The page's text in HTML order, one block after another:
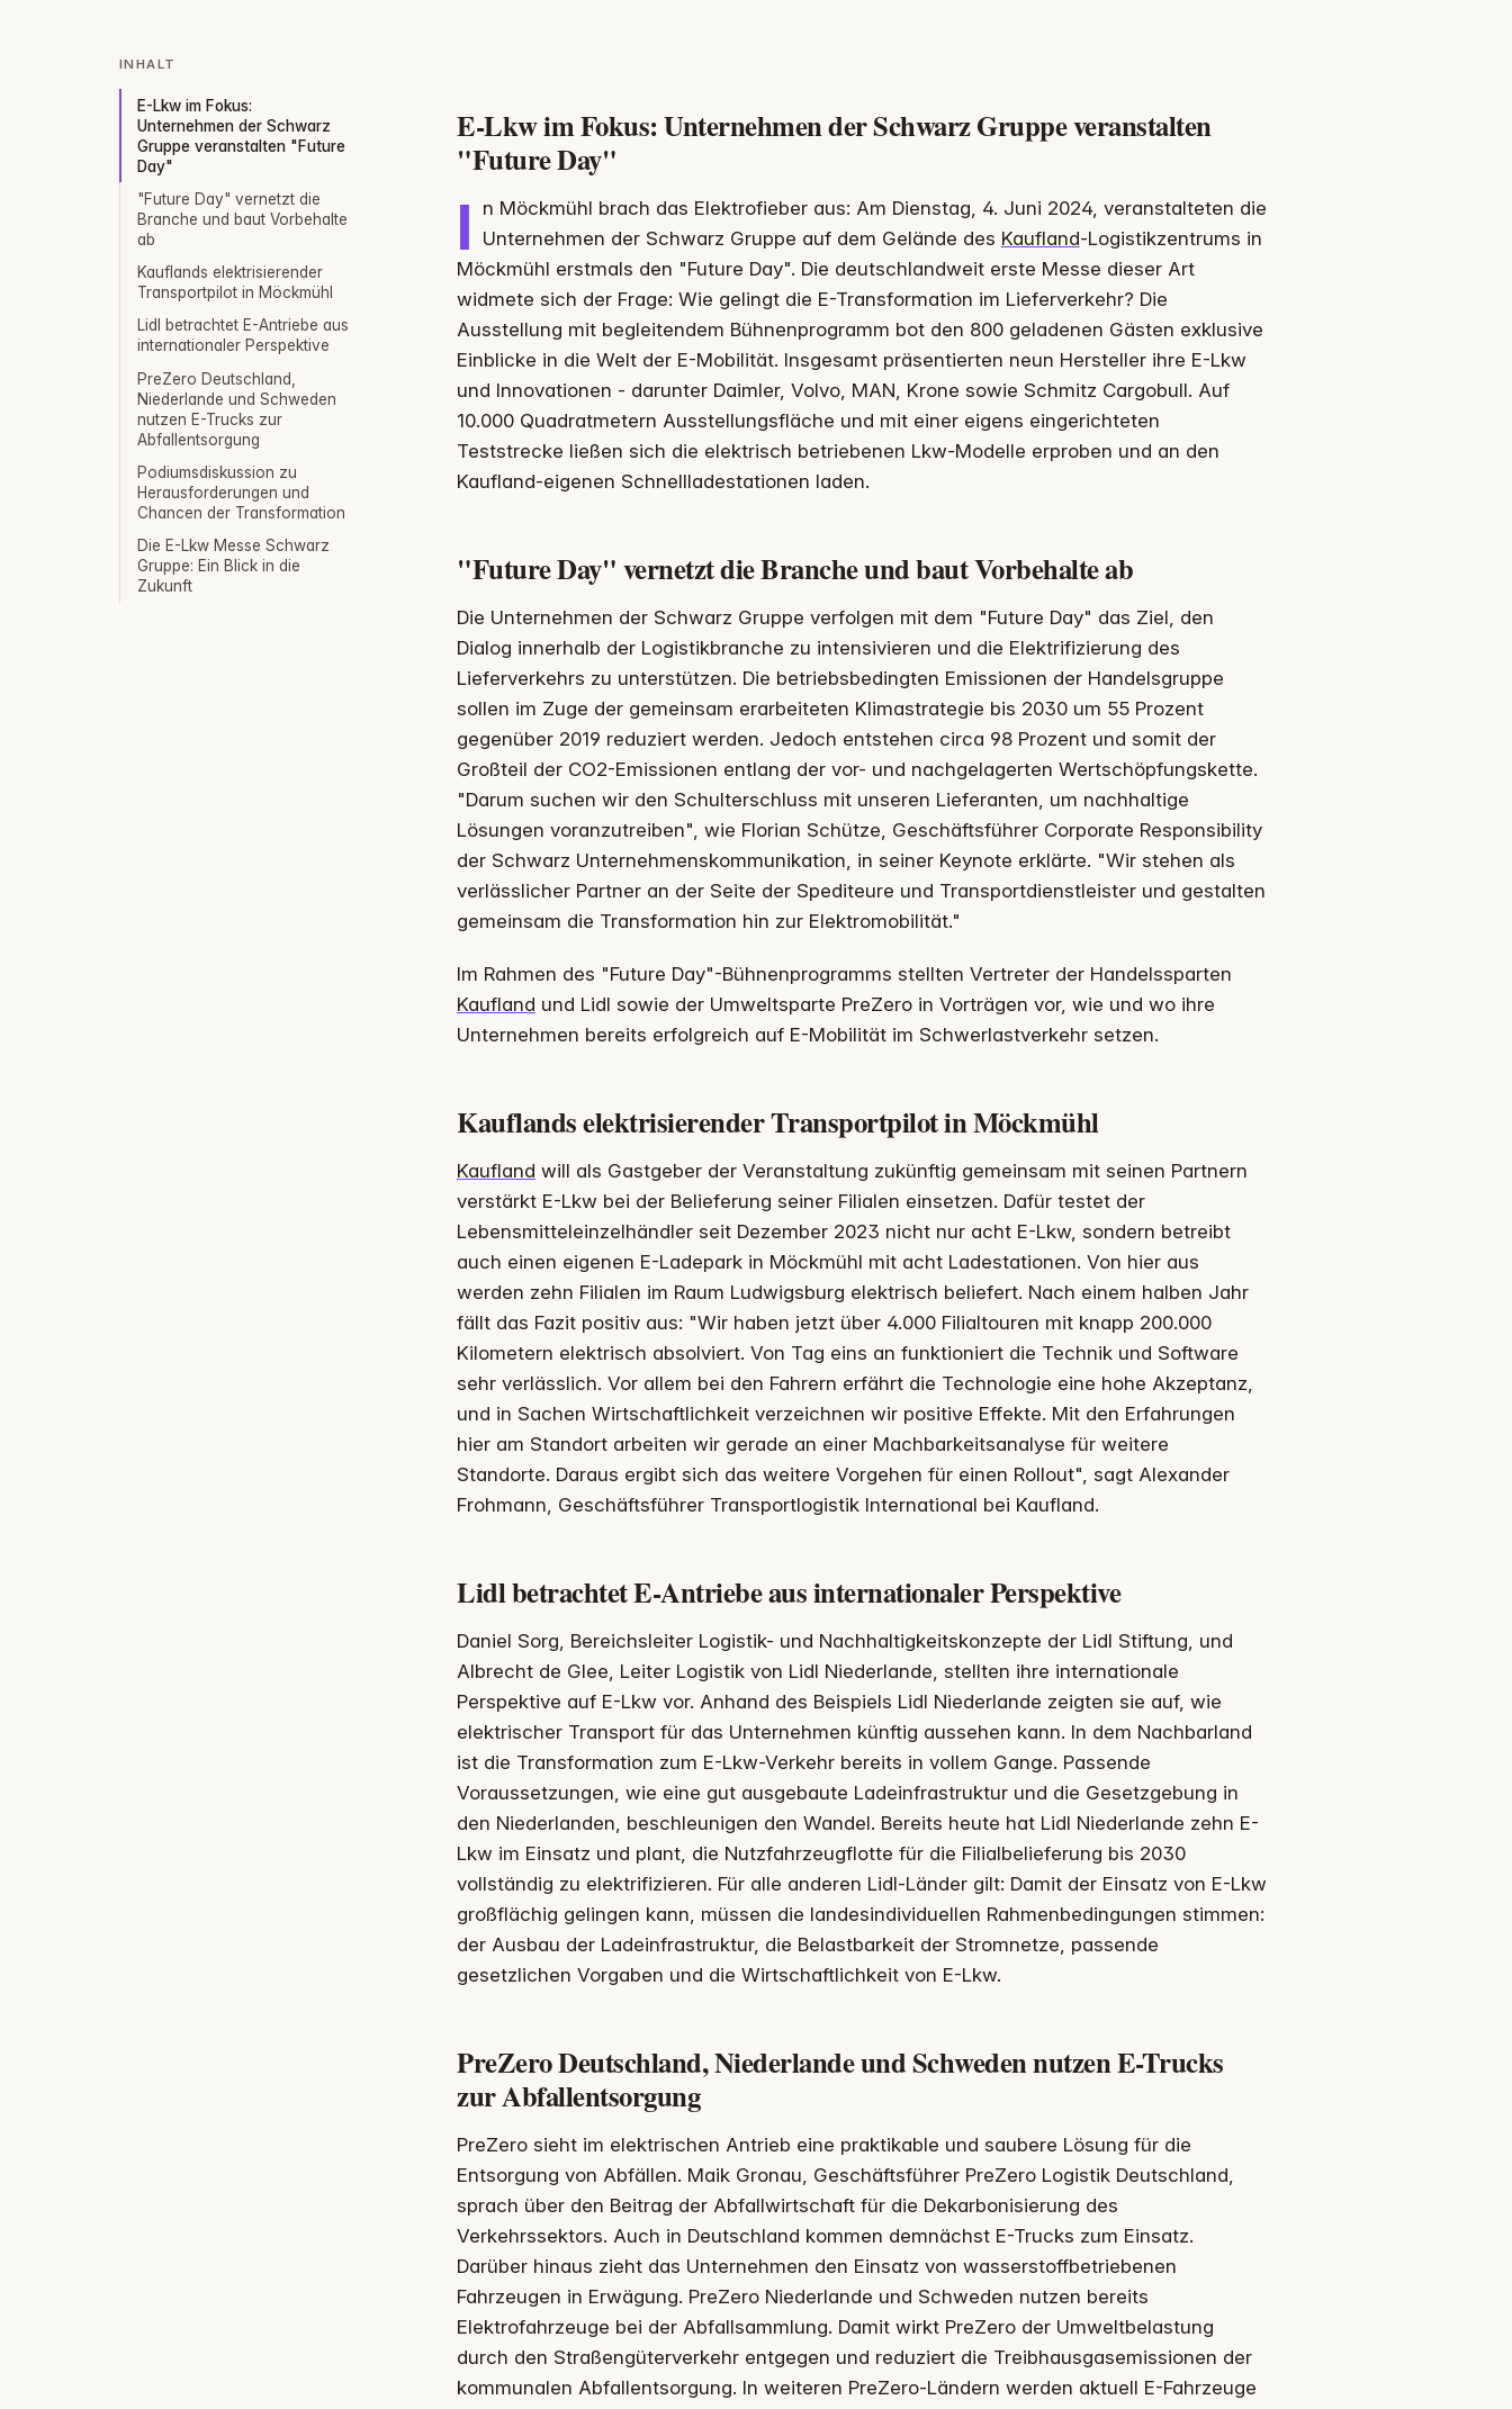
INHALT
E-Lkw im Fokus:
Unternehmen der Schwarz
Gruppe veranstalten "Future
Day"
"Future Day" vernetzt die
Branche und baut Vorbehalte
ab
Kauflands elektrisierender
Transportpilot in Möckmühl
Lidl betrachtet E-Antriebe aus
internationaler Perspektive
PreZero Deutschland,
Niederlande und Schweden
nutzen E-Trucks zur
Abfallentsorgung
Podiumsdiskussion zu
Herausforderungen und
Chancen der Transformation
Die E-Lkw Messe Schwarz
Gruppe: Ein Blick in die
Zukunft
E-Lkw im Fokus: Unternehmen der Schwarz Gruppe veranstalten
"Future Day"
I
n Möckmühl brach das Elektrofieber aus: Am Dienstag, 4. Juni 2024, veranstalteten die
Unternehmen der Schwarz Gruppe auf dem Gelände des Kaufland-Logistikzentrums in
Möckmühl erstmals den "Future Day". Die deutschlandweit erste Messe dieser Art
widmete sich der Frage: Wie gelingt die E-Transformation im Lieferverkehr? Die
Ausstellung mit begleitendem Bühnenprogramm bot den 800 geladenen Gästen exklusive
Einblicke in die Welt der E-Mobilität. Insgesamt präsentierten neun Hersteller ihre E-Lkw
und Innovationen - darunter Daimler, Volvo, MAN, Krone sowie Schmitz Cargobull. Auf
10.000 Quadratmetern Ausstellungsfläche und mit einer eigens eingerichteten
Teststrecke ließen sich die elektrisch betriebenen Lkw-Modelle erproben und an den
Kaufland-eigenen Schnellladestationen laden.
"Future Day" vernetzt die Branche und baut Vorbehalte ab
Die Unternehmen der Schwarz Gruppe verfolgen mit dem "Future Day" das Ziel, den
Dialog innerhalb der Logistikbranche zu intensivieren und die Elektrifizierung des
Lieferverkehrs zu unterstützen. Die betriebsbedingten Emissionen der Handelsgruppe
sollen im Zuge der gemeinsam erarbeiteten Klimastrategie bis 2030 um 55 Prozent
gegenüber 2019 reduziert werden. Jedoch entstehen circa 98 Prozent und somit der
Großteil der CO2-Emissionen entlang der vor- und nachgelagerten Wertschöpfungskette.
"Darum suchen wir den Schulterschluss mit unseren Lieferanten, um nachhaltige
Lösungen voranzutreiben", wie Florian Schütze, Geschäftsführer Corporate Responsibility
der Schwarz Unternehmenskommunikation, in seiner Keynote erklärte. "Wir stehen als
verlässlicher Partner an der Seite der Spediteure und Transportdienstleister und gestalten
gemeinsam die Transformation hin zur Elektromobilität."
Im Rahmen des "Future Day"-Bühnenprogramms stellten Vertreter der Handelssparten
Kaufland und Lidl sowie der Umweltsparte PreZero in Vorträgen vor, wie und wo ihre
Unternehmen bereits erfolgreich auf E-Mobilität im Schwerlastverkehr setzen.
Kauflands elektrisierender Transportpilot in Möckmühl
Kaufland will als Gastgeber der Veranstaltung zukünftig gemeinsam mit seinen Partnern
verstärkt E-Lkw bei der Belieferung seiner Filialen einsetzen. Dafür testet der
Lebensmitteleinzelhändler seit Dezember 2023 nicht nur acht E-Lkw, sondern betreibt
auch einen eigenen E-Ladepark in Möckmühl mit acht Ladestationen. Von hier aus
werden zehn Filialen im Raum Ludwigsburg elektrisch beliefert. Nach einem halben Jahr
fällt das Fazit positiv aus: "Wir haben jetzt über 4.000 Filialtouren mit knapp 200.000
Kilometern elektrisch absolviert. Von Tag eins an funktioniert die Technik und Software
sehr verlässlich. Vor allem bei den Fahrern erfährt die Technologie eine hohe Akzeptanz,
und in Sachen Wirtschaftlichkeit verzeichnen wir positive Effekte. Mit den Erfahrungen
hier am Standort arbeiten wir gerade an einer Machbarkeitsanalyse für weitere
Standorte. Daraus ergibt sich das weitere Vorgehen für einen Rollout", sagt Alexander
Frohmann, Geschäftsführer Transportlogistik International bei Kaufland.
Lidl betrachtet E-Antriebe aus internationaler Perspektive
Daniel Sorg, Bereichsleiter Logistik- und Nachhaltigkeitskonzepte der Lidl Stiftung, und
Albrecht de Glee, Leiter Logistik von Lidl Niederlande, stellten ihre internationale
Perspektive auf E-Lkw vor. Anhand des Beispiels Lidl Niederlande zeigten sie auf, wie
elektrischer Transport für das Unternehmen künftig aussehen kann. In dem Nachbarland
ist die Transformation zum E-Lkw-Verkehr bereits in vollem Gange. Passende
Voraussetzungen, wie eine gut ausgebaute Ladeinfrastruktur und die Gesetzgebung in
den Niederlanden, beschleunigen den Wandel. Bereits heute hat Lidl Niederlande zehn E-
Lkw im Einsatz und plant, die Nutzfahrzeugflotte für die Filialbelieferung bis 2030
vollständig zu elektrifizieren. Für alle anderen Lidl-Länder gilt: Damit der Einsatz von E-Lkw
großflächig gelingen kann, müssen die landesindividuellen Rahmenbedingungen stimmen:
der Ausbau der Ladeinfrastruktur, die Belastbarkeit der Stromnetze, passende
gesetzlichen Vorgaben und die Wirtschaftlichkeit von E-Lkw.
PreZero Deutschland, Niederlande und Schweden nutzen E-Trucks
zur Abfallentsorgung
PreZero sieht im elektrischen Antrieb eine praktikable und saubere Lösung für die
Entsorgung von Abfällen. Maik Gronau, Geschäftsführer PreZero Logistik Deutschland,
sprach über den Beitrag der Abfallwirtschaft für die Dekarbonisierung des
Verkehrssektors. Auch in Deutschland kommen demnächst E-Trucks zum Einsatz.
Darüber hinaus zieht das Unternehmen den Einsatz von wasserstoffbetriebenen
Fahrzeugen in Erwägung. PreZero Niederlande und Schweden nutzen bereits
Elektrofahrzeuge bei der Abfallsammlung. Damit wirkt PreZero der Umweltbelastung
durch den Straßengüterverkehr entgegen und reduziert die Treibhausgasemissionen der
kommunalen Abfallentsorgung. In weiteren PreZero-Ländern werden aktuell E-Fahrzeuge